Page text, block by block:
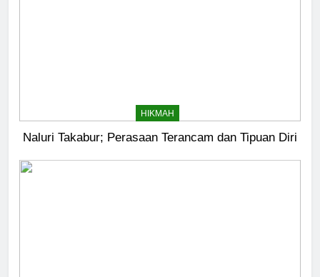
HIKMAH
Naluri Takabur; Perasaan Terancam dan Tipuan Diri